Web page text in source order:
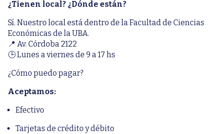
¿Tienen local? ¿Dónde están?
Sí. Nuestro local está dentro de la Facultad de Ciencias
Económicas de la UBA.
📍 Av. Córdoba 2122
🕒 Lunes a viernes de 9 a 17 hs
¿Cómo puedo pagar?
Aceptamos:
Efectivo
Tarjetas de crédito y débito